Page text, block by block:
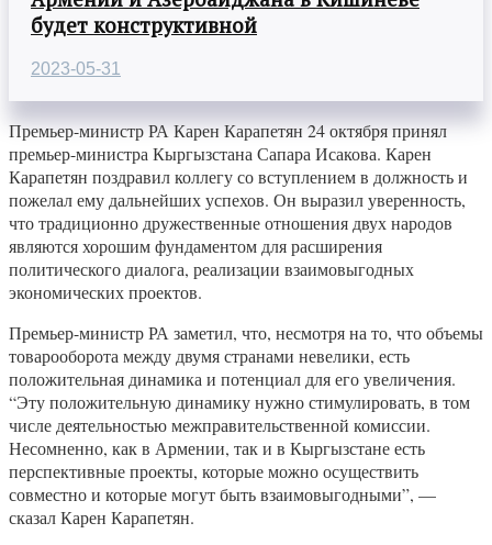
будет конструктивной
2023-05-31
Премьер-министр РА Карен Карапетян 24 октября принял
премьер-министра Кыргызстана Сапара Исакова. Карен
Карапетян поздравил коллегу со вступлением в должность и
пожелал ему дальнейших успехов. Он выразил уверенность,
что традиционно дружественные отношения двух народов
являются хорошим фундаментом для расширения
политического диалога, реализации взаимовыгодных
экономических проектов.
Премьер-министр РА заметил, что, несмотря на то, что объемы
товарооборота между двумя странами невелики, есть
положительная динамика и потенциал для его увеличения.
“Эту положительную динамику нужно стимулировать, в том
числе деятельностью межправительственной комиссии.
Несомненно, как в Армении, так и в Кыргызстане есть
перспективные проекты, которые можно осуществить
совместно и которые могут быть взаимовыгодными”, —
сказал Карен Карапетян.